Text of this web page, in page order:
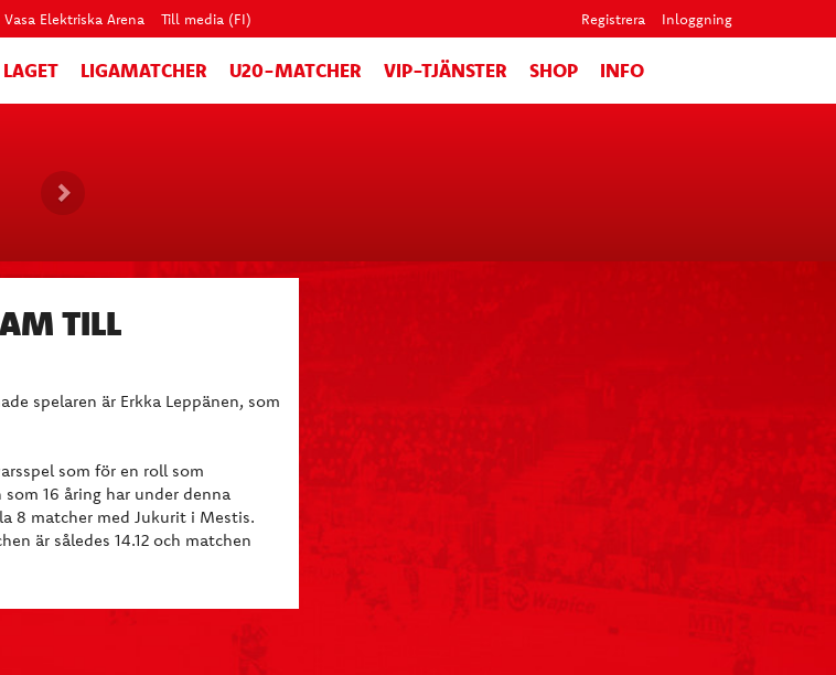
Vasa Elektriska Arena Till media (FI) Registrera Inloggning
LAGET LIGAMATCHER U20-MATCHER VIP-TJÄNSTER SHOP INFO
TILL
spelaren är Erkka Leppänen, som
som för en roll som
16 åring har under denna
8 matcher med Jukurit i Mestis.
är således 14.12 och matchen